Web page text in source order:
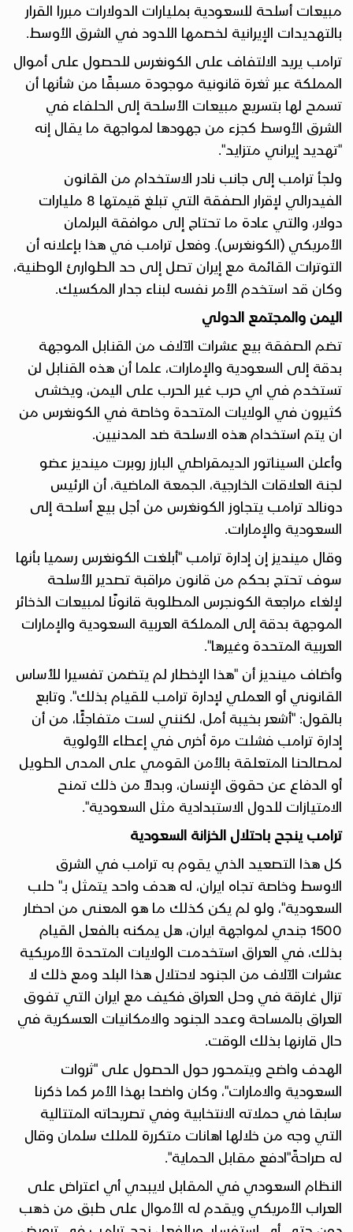
مبيعات أسلحة للسعودية بمليارات الدولارات مبررا القرار
بالتهديدات الإيرانية لخصمها اللدود في الشرق الأوسط.
ترامب يريد الالتفاف على الكونغرس للحصول على أموال
المملكة عبر ثغرة قانونية موجودة مسبقًا من شأنها أن
تسمح لها بتسريع مبيعات الأسلحة إلى الحلفاء في
الشرق الأوسط كجزء من جهودها لمواجهة ما يقال إنه
"تهديد إيراني متزايد".
ولجأ ترامب إلى جانب نادر الاستخدام من القانون
الفيدرالي لإقرار الصفقة التي تبلغ قيمتها 8 مليارات
دولار، والتي عادة ما تحتاج إلى موافقة البرلمان
الأمريكي (الكونغرس). وفعل ترامب في هذا بإعلانه أن
التوترات القائمة مع إيران تصل إلى حد الطوارئ الوطنية،
وكان قد استخدم الأمر نفسه لبناء جدار المكسيك.
اليمن والمجتمع الدولي
تضم الصفقة بيع عشرات الآلاف من القنابل الموجهة
بدقة إلى السعودية والإمارات، علما أن هذه القنابل لن
تستخدم في اي حرب غير الحرب على اليمن، ويخشى
كثيرون في الولايات المتحدة وخاصة في الكونغرس من
ان يتم استخدام هذه الاسلحة ضد المدنيين.
وأعلن السيناتور الديمقراطي البارز روبرت مينديز عضو
لجنة العلاقات الخارجية، الجمعة الماضية، أن الرئيس
دونالد ترامب يتجاوز الكونغرس من أجل بيع أسلحة إلى
السعودية والإمارات.
وقال مينديز إن إدارة ترامب "أبلغت الكونغرس رسميا بأنها
سوف تحتج بحكم من قانون مراقبة تصدير الأسلحة
لإلغاء مراجعة الكونجرس المطلوبة قانونًا لمبيعات الذخائر
الموجهة بدقة إلى المملكة العربية السعودية والإمارات
العربية المتحدة وغيرها".
وأضاف مينديز أن "هذا الإخطار لم يتضمن تفسيرا للأساس
القانوني أو العملي لإدارة ترامب للقيام بذلك". وتابع
بالقول: "أشعر بخيبة أمل، لكنني لست متفاجئًا، من أن
إدارة ترامب فشلت مرة أخرى في إعطاء الأولوية
لمصالحنا المتعلقة بالأمن القومي على المدى الطويل
أو الدفاع عن حقوق الإنسان، وبدلاً من ذلك تمنح
الامتيازات للدول الاستبدادية مثل السعودية".
ترامب ينجح باحتلال الخزانة السعودية
كل هذا التصعيد الذي يقوم به ترامب في الشرق
الاوسط وخاصة تجاه ايران، له هدف واحد يتمثل بـ" حلب
السعودية"، ولو لم يكن كذلك ما هو المعنى من احضار
1500 جندي لمواجهة ايران، هل يمكنه بالفعل القيام
بذلك، في العراق استخدمت الولايات المتحدة الأمريكية
عشرات الآلاف من الجنود لاحتلال هذا البلد ومع ذلك لا
تزال غارقة في وحل العراق فكيف مع ايران التي تفوق
العراق بالمساحة وعدد الجنود والامكانيات العسكرية في
حال قارنها بذلك الوقت.
الهدف واضح ويتمحور حول الحصول على "ثروات
السعودية والامارات"، وكان واضحا بهذا الأمر كما ذكرنا
سابقا في حملاته الانتخابية وفي تصريحاته المتتالية
التي وجه من خلالها اهانات متكررة للملك سلمان وقال
له صراحةً"ادفع مقابل الحماية".
النظام السعودي في المقابل لايبدي أي اعتراض على
العراب الأمريكي ويقدم له الأموال على طبق من ذهب